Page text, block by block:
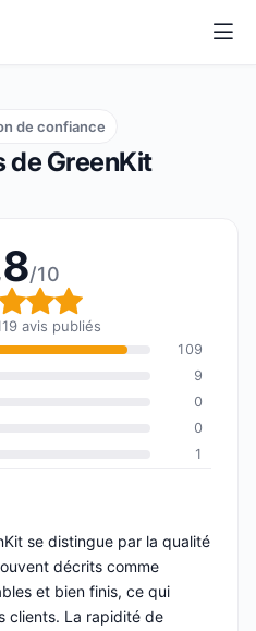
de GreenKit
de confiance
/10
globale : 9,8 sur
avis publiés
109
9
0
0
1
se distingue par la qualité
décrits comme
et bien finis, ce qui
clients. La rapidité de